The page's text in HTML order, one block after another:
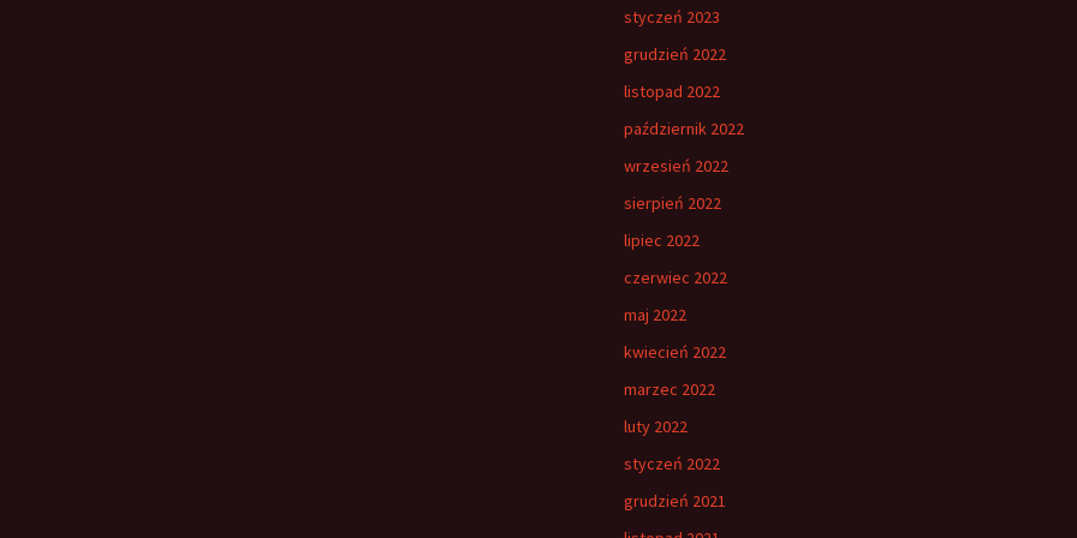
styczeń 2023
grudzień 2022
listopad 2022
październik 2022
wrzesień 2022
sierpień 2022
lipiec 2022
czerwiec 2022
maj 2022
kwiecień 2022
marzec 2022
luty 2022
styczeń 2022
grudzień 2021